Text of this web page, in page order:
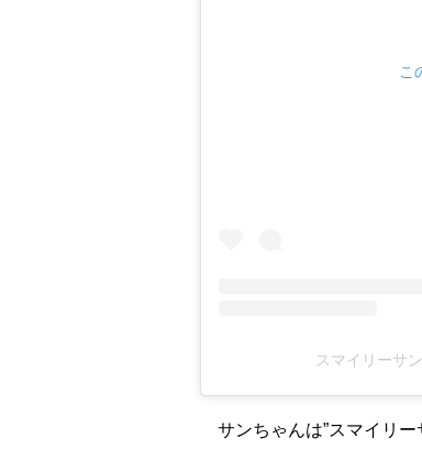
こ
スマイリーサ
サンちゃんは”スマイリー